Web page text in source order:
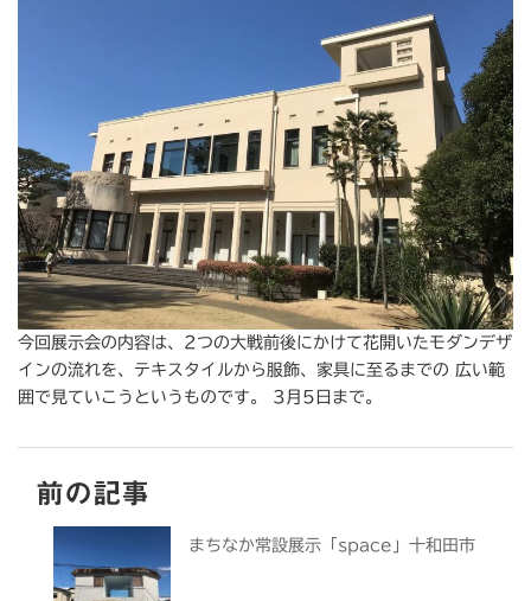
今回展示会の内容は、2つの大戦前後にかけて花開いたモダンデザ
インの流れを、テキスタイルから服飾、家具に至るまでの 広い範
囲で見ていこうというものです。 3月5日まで。
前の記事
まちなか常設展示「space」十和田市